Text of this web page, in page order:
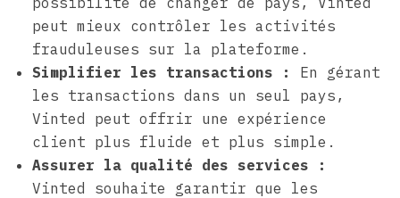
peut mieux contrôler les activités
frauduleuses sur la plateforme.
Simplifier les transactions :
En gérant
les transactions dans un seul pays,
Vinted peut offrir une expérience
client plus fluide et plus simple.
Assurer la qualité des services :
Vinted souhaite garantir que les